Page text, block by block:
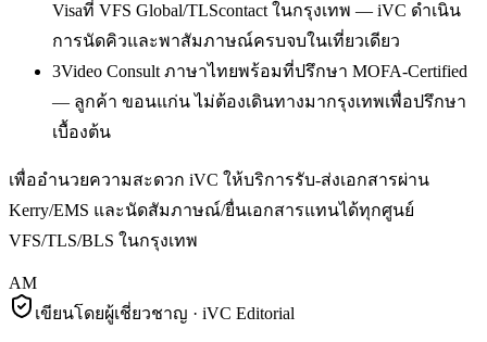
Visaที่ VFS Global/TLScontact ในกรุงเทพ — iVC ดำเนิน
การนัดคิวและพาสัมภาษณ์ครบจบในเที่ยวเดียว
3Video Consult ภาษาไทยพร้อมที่ปรึกษา MOFA-Certified
— ลูกค้า ขอนแก่น ไม่ต้องเดินทางมากรุงเทพเพื่อปรึกษา
เบื้องต้น
เพื่ออำนวยความสะดวก iVC ให้บริการรับ-ส่งเอกสารผ่าน
Kerry/EMS และนัดสัมภาษณ์/ยื่นเอกสารแทนได้ทุกศูนย์
VFS/TLS/BLS ในกรุงเทพ
AM
เขียนโดยผู้เชี่ยวชาญ · iVC Editorial